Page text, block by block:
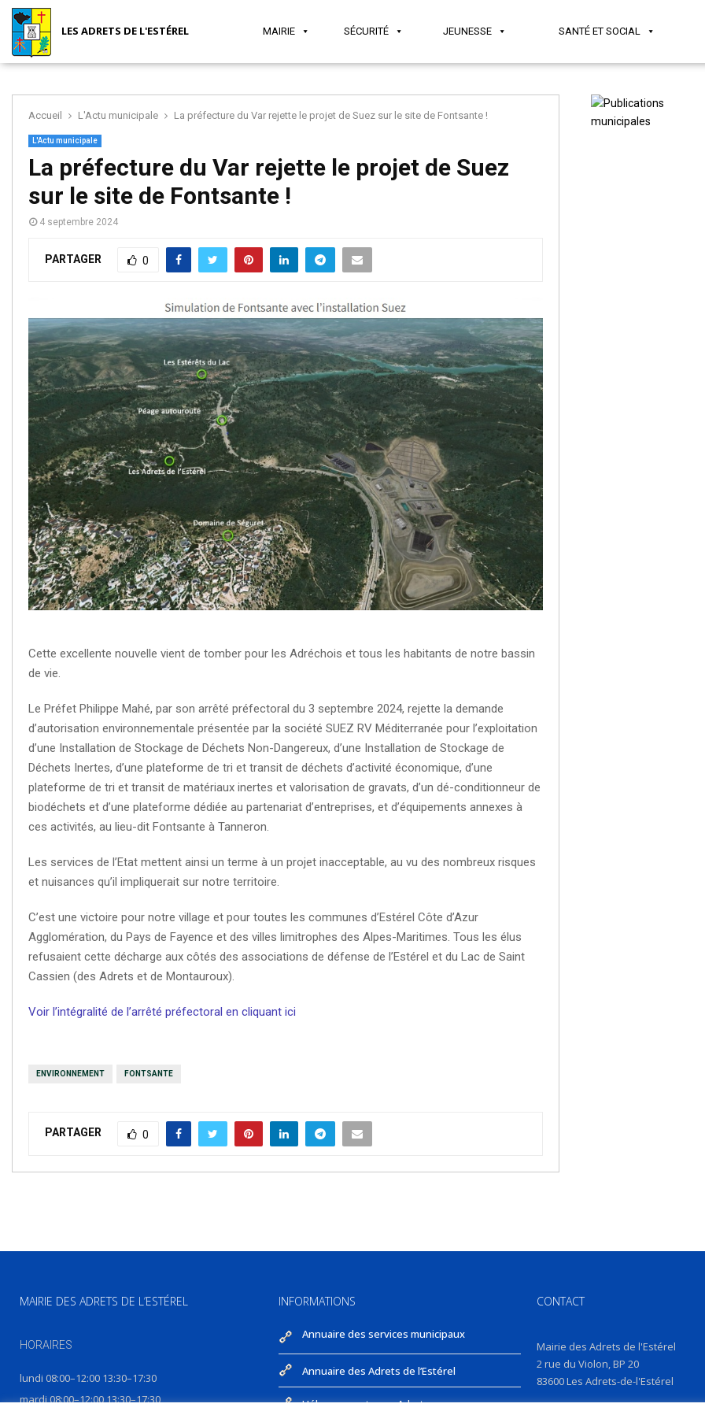
LES ADRETS DE L'ESTÉREL MAIRIE SÉCURITÉ JEUNESSE SANTÉ ET SOCIAL
Accueil L'Actu municipale La préfecture du Var rejette le projet de Suez sur le site de Fontsante !
L'Actu municipale
La préfecture du Var rejette le projet de Suez
sur le site de Fontsante !
4 septembre 2024
PARTAGER 0
Cette excellente nouvelle vient de tomber pour les Adréchois et tous les habitants de notre bassin
de vie.
Le Préfet Philippe Mahé, par son arrêté préfectoral du 3 septembre 2024, rejette la demande
d’autorisation environnementale présentée par la société SUEZ RV Méditerranée pour l’exploitation
d’une Installation de Stockage de Déchets Non-Dangereux, d’une Installation de Stockage de
Déchets Inertes, d’une plateforme de tri et transit de déchets d’activité économique, d’une
plateforme de tri et transit de matériaux inertes et valorisation de gravats, d’un dé-conditionneur de
biodéchets et d’une plateforme dédiée au partenariat d’entreprises, et d’équipements annexes à
ces activités, au lieu-dit Fontsante à Tanneron.
Les services de l’Etat mettent ainsi un terme à un projet inacceptable, au vu des nombreux risques
et nuisances qu’il impliquerait sur notre territoire.
C’est une victoire pour notre village et pour toutes les communes d’Estérel Côte d’Azur
Agglomération, du Pays de Fayence et des villes limitrophes des Alpes-Maritimes. Tous les élus
refusaient cette décharge aux côtés des associations de défense de l’Estérel et du Lac de Saint
Cassien (des Adrets et de Montauroux).
Voir l’intégralité de l’arrêté préfectoral en cliquant ici
ENVIRONNEMENT FONTSANTE
PARTAGER 0
MAIRIE DES ADRETS DE L’ESTÉREL
HORAIRES
lundi 08:00–12:00 13:30–17:30
mardi 08:00–12:00 13:30–17:30
INFORMATIONS
Annuaire des services municipaux
Annuaire des Adrets de l’Estérel
Hébergements aux Adrets
CONTACT
Mairie des Adrets de l'Estérel
2 rue du Violon, BP 20
83600 Les Adrets-de-l'Estérel
MAIRIESÉCURITÉ
ET
SOCIAL
ET VIE
LOCALE